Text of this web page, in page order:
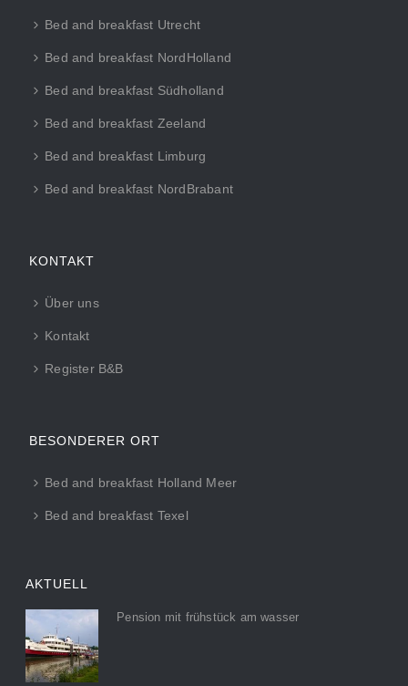
Bed and breakfast Utrecht
Bed and breakfast NordHolland
Bed and breakfast Südholland
Bed and breakfast Zeeland
Bed and breakfast Limburg
Bed and breakfast NordBrabant
KONTAKT
Über uns
Kontakt
Register B&B
BESONDERER ORT
Bed and breakfast Holland Meer
Bed and breakfast Texel
AKTUELL
Pension mit frühstück am wasser